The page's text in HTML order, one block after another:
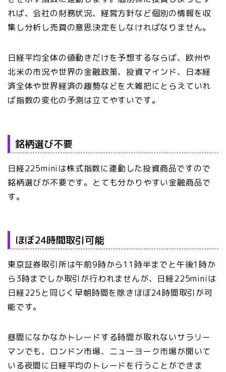
れば、会社の財務状況、経営方針など個別の情報を収
集し分析し売買の意思決定をしなければなりません。
日経平均全体の値動きだけを予想するならば、欧州や
北米の市況や世界の金融政策、投資マインド、日本経
済全体や世界経済の趨勢などを大雑把にとらえていれ
ば指数の変化の予測は立てやすいです。
銘柄選び不要
日経225miniは株式指数に連動した投資商品ですので
銘柄選びが不要です。とても分かりやすい金融商品で
す。
ほぼ24時間取引可能
東京証券取引所は午前9時から11時半までと午後1時か
ら3時までしか取引が行われませんが、日経225miniは
日経225と同じく早朝時間を除きほぼ24時間取引が可
能です。
昼間になかなかトレードする時間が取れないサラリー
マンでも、ロンドン市場、ニューヨーク市場が開いて
いる夜間に日経平均のトレードを行うことができま